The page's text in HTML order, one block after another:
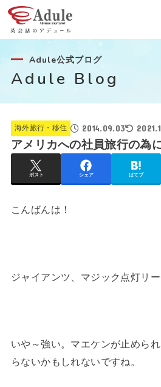
Adule公式ブログ
Adule Blog
海外旅行・移住 2014.09.03
アメリカへの社員旅行の為
ポスト シェア はてブ
こんばんは！
ジャイアンツ、マジック点灯リ
いや～強い。マエケンが止めら
らないかもしれないですね。